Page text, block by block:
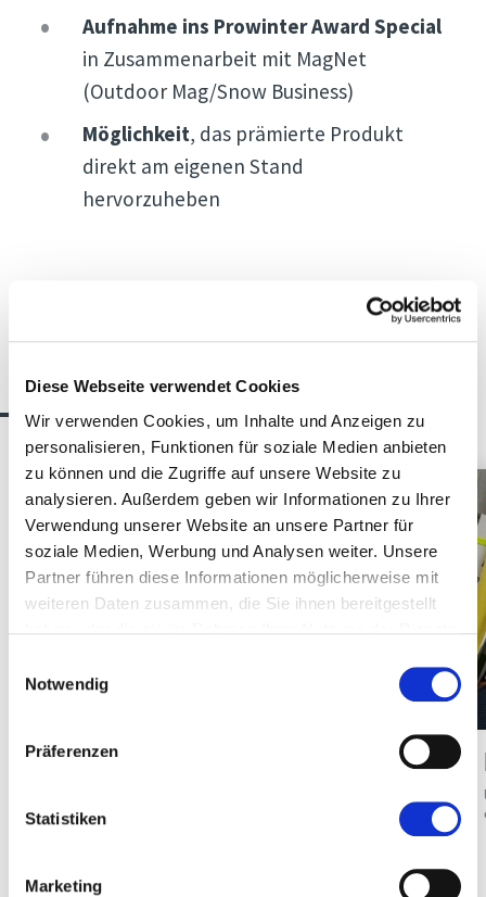
Diese Webseite verwendet Cookies
Wir verwenden Cookies, um Inhalte und Anzeigen zu
personalisieren, Funktionen für soziale Medien anbieten
zu können und die Zugriffe auf unsere Website zu
analysieren. Außerdem geben wir Informationen zu Ihrer
Verwendung unserer Website an unsere Partner für
soziale Medien, Werbung und Analysen weiter. Unsere
Partner führen diese Informationen möglicherweise mit
weiteren Daten zusammen, die Sie ihnen bereitgestellt
Notwendig
Präferenzen
Statistiken
Marketing
Aufnahme ins Prowinter Award Special
in Zusammenarbeit mit MagNet
(Outdoor Mag/Snow Business)
Möglichkeit, das prämierte Produkt
direkt am eigenen Stand
hervorzuheben
Die Jury
Katagorien Ski
Alessandro Monti